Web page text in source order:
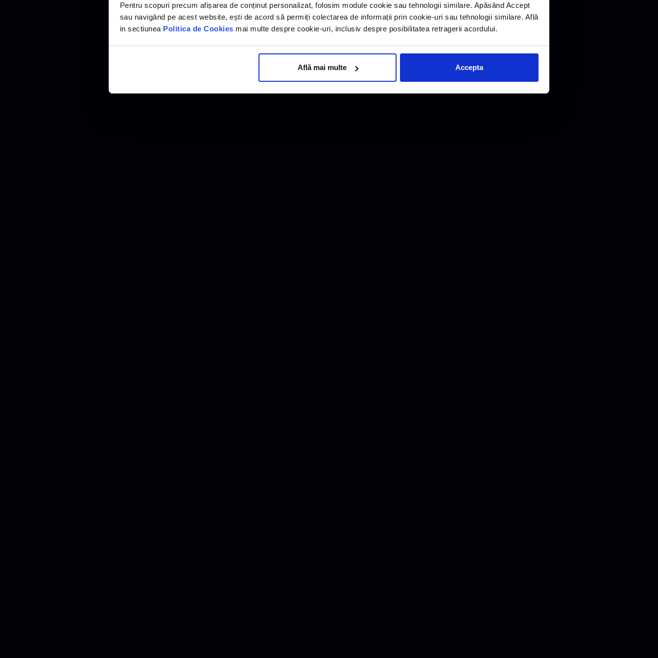
Pentru scopuri precum afișarea de conținut personalizat, folosim module cookie sau tehnologii similare. Apăsând Accept
sau navigând pe acest website, ești de acord să permiți colectarea de informații prin cookie-uri sau tehnologii similare. Află
in sectiunea Politica de Cookies mai multe despre cookie-uri, inclusiv despre posibilitatea retragerii acordului.
Află mai multe Accepta